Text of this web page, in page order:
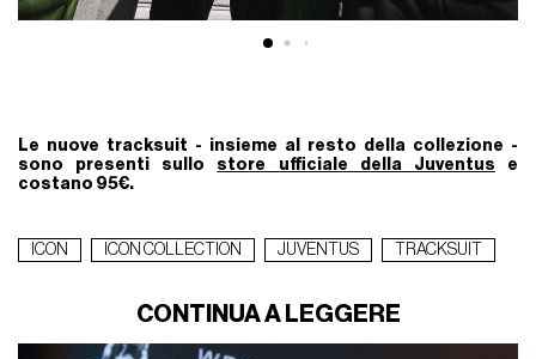
Le nuove tracksuit - insieme al resto della collezione -
sono presenti sullo store ufficiale della Juventus e
costano 95€.
ICON ICON COLLECTION JUVENTUS TRACKSUIT
CONTINUA A LEGGERE